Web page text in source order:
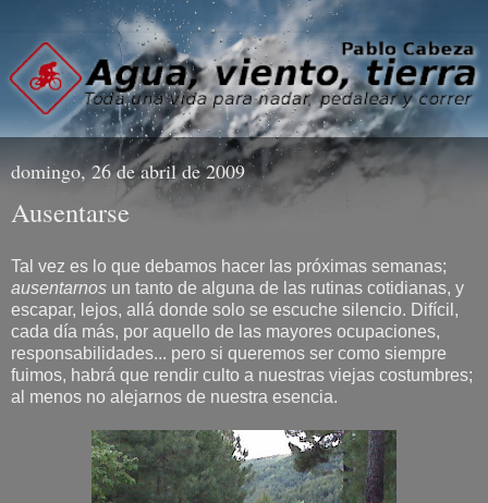
domingo, 26 de abril de 2009
Ausentarse
Tal vez es lo que debamos hacer las próximas semanas;
ausentarnos un tanto de alguna de las rutinas cotidianas, y
escapar, lejos, allá donde solo se escuche silencio. Difícil,
cada día más, por aquello de las mayores ocupaciones,
responsabilidades... pero si queremos ser como siempre
fuimos, habrá que rendir culto a nuestras viejas costumbres;
al menos no alejarnos de nuestra esencia.